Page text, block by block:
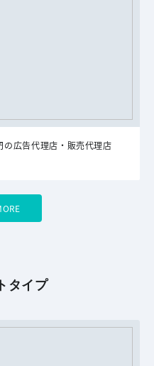
広告代理店・販売代理店
タイプ